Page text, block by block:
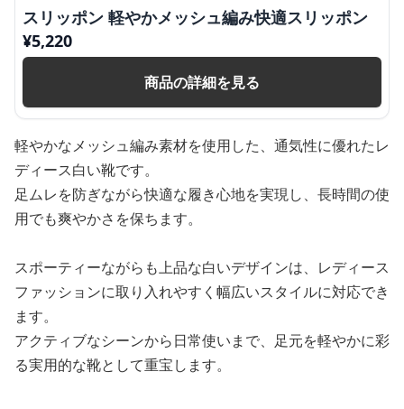
スリッポン 軽やかメッシュ編み快適スリッポン
¥5,220
商品の詳細を見る
軽やかなメッシュ編み素材を使用した、通気性に優れたレ
ディース白い靴です。
足ムレを防ぎながら快適な履き心地を実現し、長時間の使
用でも爽やかさを保ちます。
スポーティーながらも上品な白いデザインは、レディース
ファッションに取り入れやすく幅広いスタイルに対応でき
ます。
アクティブなシーンから日常使いまで、足元を軽やかに彩
る実用的な靴として重宝します。